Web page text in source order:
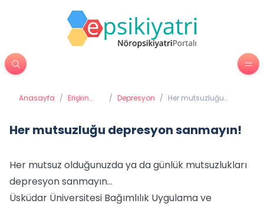
Anasayfa / Erişkin
/ Depresyon / Her mutsuzluğu
Her mutsuzluğu depresyon sanmayın!
Her mutsuz olduğunuzda ya da günlük mutsuzlukları
depresyon sanmayın…
Üsküdar Üniversitesi Bağımlılık Uygulama ve